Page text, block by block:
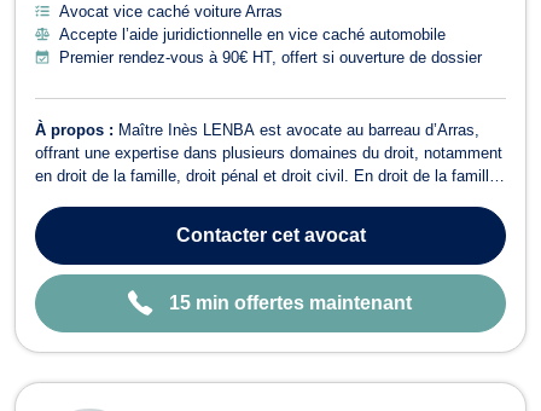
Avocat vice caché voiture Arras
Accepte l’aide juridictionnelle en vice caché automobile
Premier rendez-vous à 90€ HT, offert si ouverture de dossier
À propos : Maître Inès LENBA est avocate au barreau d’Arras,
offrant une expertise dans plusieurs domaines du droit, notamment
en droit de la famille, droit pénal et droit civil. En droit de la famille,
significatifs tels que l’adoption, ainsi que dans des périodes plus
délicates co...
Contactercet avocat
15 min offertes maintenant